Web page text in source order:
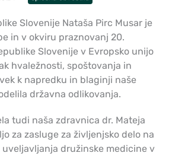
Slovenije Nataša Pirc Musar je
in v okviru praznovanj 20.
Slovenije v Evropsko unijo
hvaležnosti, spoštovanja in
k napredku in blaginji naše
državna odlikovanja.
tudi naša zdravnica dr. Mateja
za zasluge za življenjsko delo na
družinske medicine v